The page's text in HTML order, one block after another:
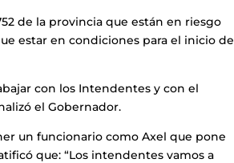
de la provincia que están en riesgo
estar en condiciones para el inicio de
con los Intendentes y con el
el Gobernador.
un funcionario como Axel que pone
que: “Los intendentes vamos a